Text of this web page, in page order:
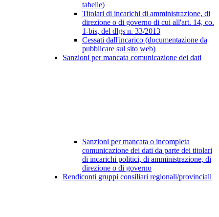
tabelle)
Titolari di incarichi di amministrazione, di
direzione o di governo di cui all'art. 14, co.
1-bis, del dlgs n. 33/2013
Cessati dall'incarico (documentazione da
pubblicare sul sito web)
Sanzioni per mancata comunicazione dei dati
Sanzioni per mancata o incompleta
comunicazione dei dati da parte dei titolari
di incarichi politici, di amministrazione, di
direzione o di governo
Rendiconti gruppi consiliari regionali/provinciali